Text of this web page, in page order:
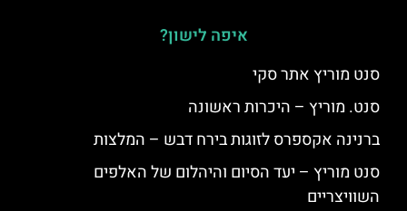
איפה לישון?
סנט מוריץ אתר סקי
סנט. מוריץ – היכרות ראשונה
ברנינה אקספרס לזוגות בירח דבש – המלצות
סנט מוריץ – יעד הסיום והיהלום של האלפים
השוויצריים